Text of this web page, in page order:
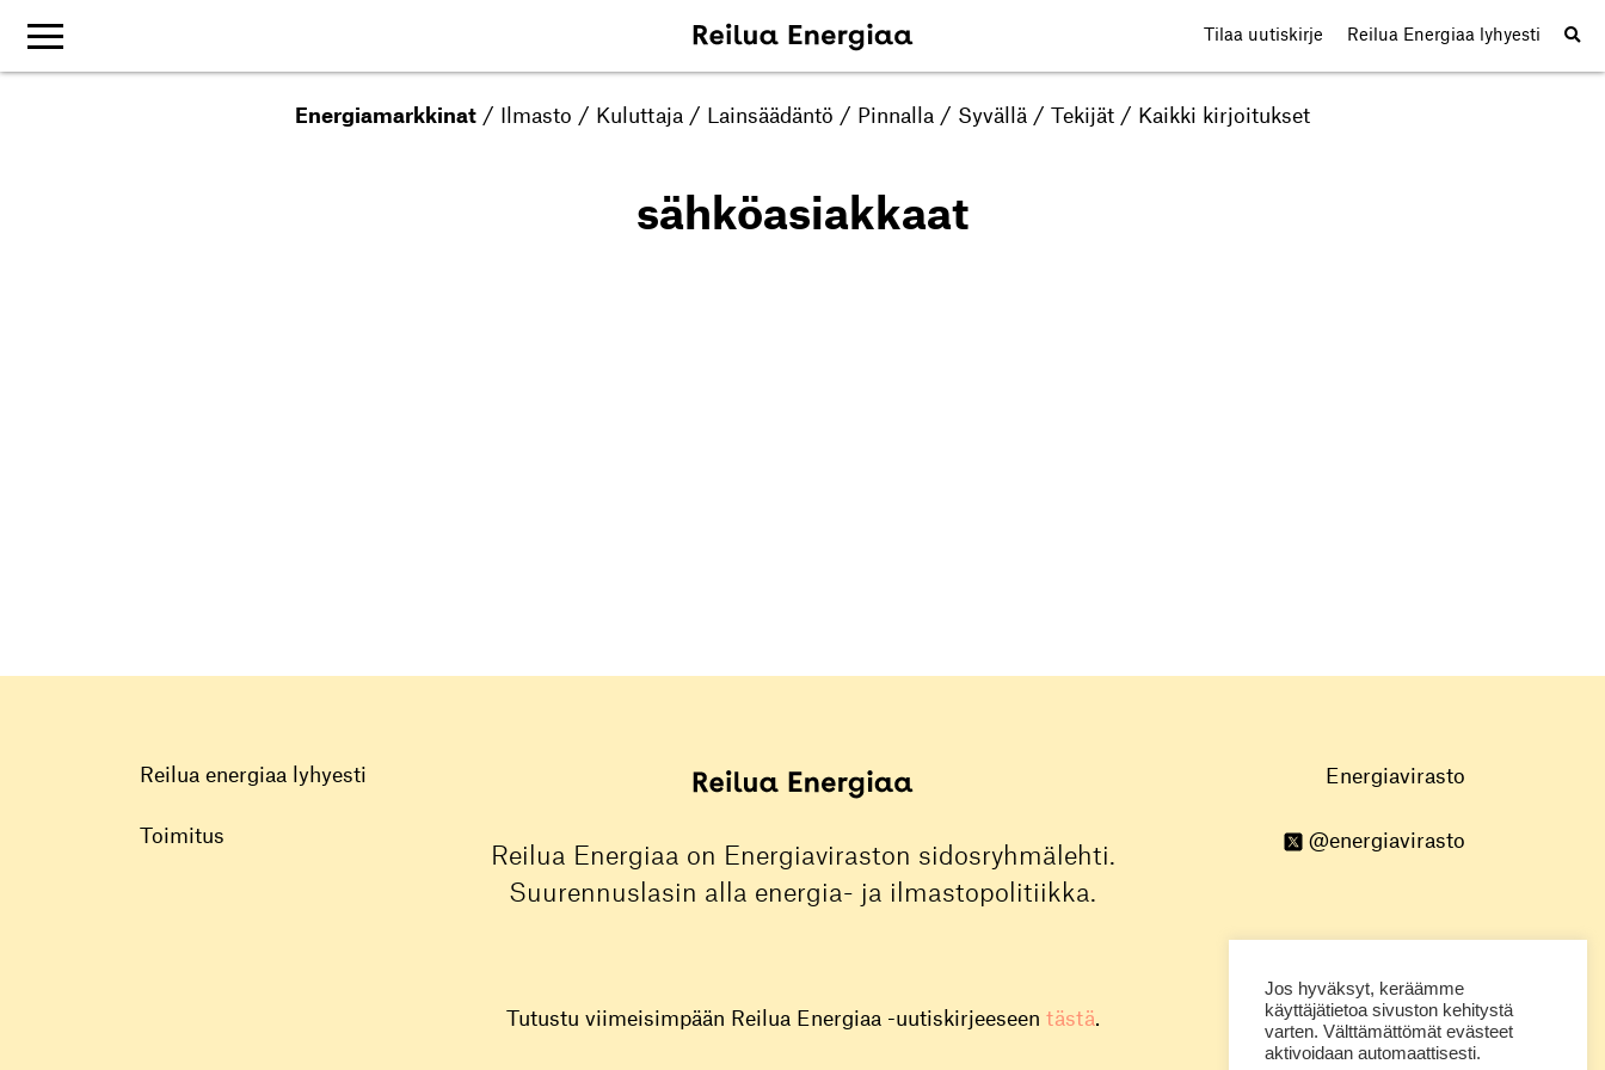
Tilaa uutiskirje Reilua Energiaa lyhyesti
Energiamarkkinat / Ilmasto / Kuluttaja / Lainsäädäntö / Pinnalla / Syvällä / Tekijät / Kaikki kirjoitukset
sähköasiakkaat
Reilua energiaa lyhyesti
Toimitus
Reilua Energiaa on Energiaviraston sidosryhmälehti.
Suurennuslasin alla energia- ja ilmastopolitiikka.
Tutustu viimeisimpään Reilua Energiaa -uutiskirjeeseen tästä.
Energiavirasto
@energiavirasto
Jos hyväksyt, keräämme
käyttäjätietoa sivuston kehitystä
varten. Välttämättömät evästeet
aktivoidaan automaattisesti.